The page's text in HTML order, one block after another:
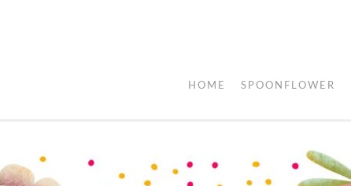
HOME SPOONFLOWER